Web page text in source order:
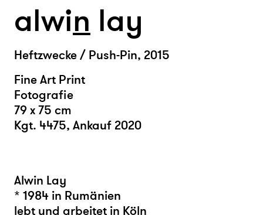
alwin lay
Heftzwecke / Push-Pin, 2015
Fine Art Print
Fotografie
79 x 75 cm
Kgt. 4475, Ankauf 2020
Alwin Lay
* 1984 in Rumänien
lebt und arbeitet in Köln